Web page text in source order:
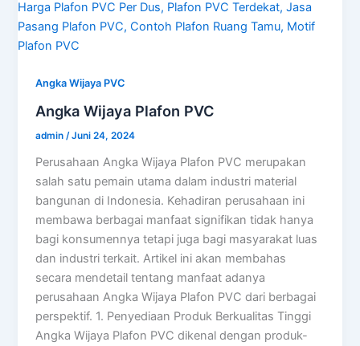
Angka Wijaya PVC
Angka Wijaya Plafon PVC
admin /Juni 24, 2024
Perusahaan Angka Wijaya Plafon PVC merupakan
salah satu pemain utama dalam industri material
bangunan di Indonesia. Kehadiran perusahaan ini
membawa berbagai manfaat signifikan tidak hanya
bagi konsumennya tetapi juga bagi masyarakat luas
dan industri terkait. Artikel ini akan membahas
secara mendetail tentang manfaat adanya
perusahaan Angka Wijaya Plafon PVC dari berbagai
perspektif. 1. Penyediaan Produk Berkualitas Tinggi
Angka Wijaya Plafon PVC dikenal dengan produk-